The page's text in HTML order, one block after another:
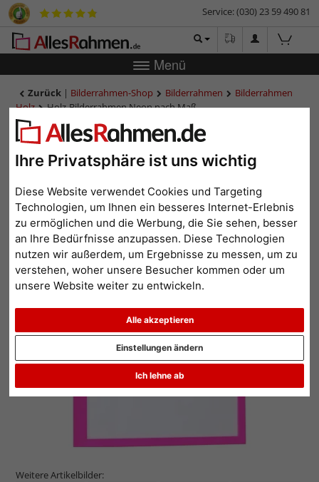
Ihre Privatsphäre ist uns wichtig
Diese Website verwendet Cookies und Targeting
Technologien, um Ihnen ein besseres Internet-Erlebnis
zu ermöglichen und die Werbung, die Sie sehen, besser
an Ihre Bedürfnisse anzupassen. Diese Technologien
nutzen wir außerdem, um Ergebnisse zu messen, um zu
verstehen, woher unsere Besucher kommen oder um
unsere Website weiter zu entwickeln.
Alle akzeptieren
Ich lehne ab
Einstellungen ändern
Service: (030) 23 59 490 81
Menü
Zurück | Bilderrahmen-Shop Bilderrahmen
Bilderrahmen
Holz
Holz-Bilderrahmen Neon nach Maß
Holz-Bilderrahmen Neon
nach Maß
Weitere Artikelbilder: